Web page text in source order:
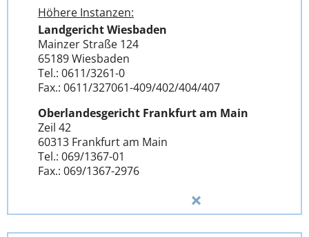
Höhere Instanzen:
Landgericht Wiesbaden
Mainzer Straße 124
65189 Wiesbaden
Tel.: 0611/3261-0
Fax.: 0611/327061-409/402/404/407
Oberlandesgericht Frankfurt am Main
Zeil 42
60313 Frankfurt am Main
Tel.: 069/1367-01
Fax.: 069/1367-2976